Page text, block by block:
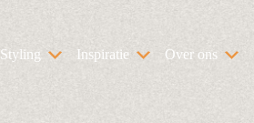
Styling Inspiratie Over ons